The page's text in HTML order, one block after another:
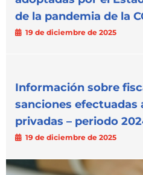
de la pandemia de la
19 de diciembre de 2025
Información sobre
sanciones efectuadas
privadas – periodo
19 de diciembre de 2025